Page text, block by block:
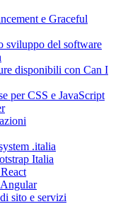
e Graceful
sviluppo del software
disponibili con Can I
per CSS e JavaScript
.italia
Italia
sito e servizi